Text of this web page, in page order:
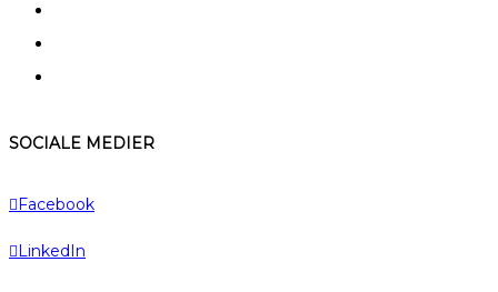
SOCIALE MEDIER
Facebook
LinkedIn